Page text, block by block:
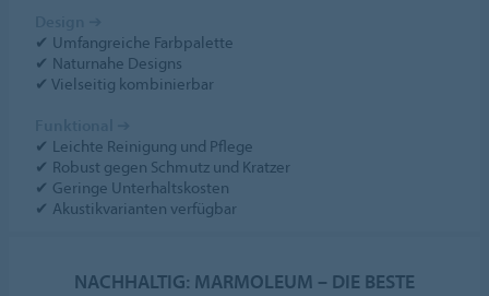
✔ Umfangreiche Farbpalette
✔ Naturnahe Designs
✔ Vielseitig kombinierbar
✔ Leichte Reinigung und Pflege
✔ Robust gegen Schmutz und Kratzer
✔ Geringe Unterhaltskosten
✔ Akustikvarianten verfügbar
NACHHALTIG: MARMOLEUM – DIE BESTE